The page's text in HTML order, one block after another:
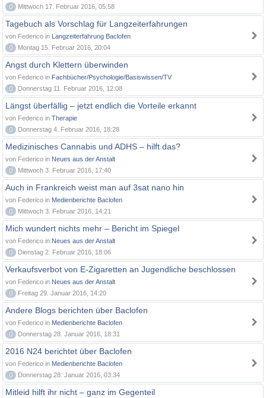
0
Mittwoch 17. Februar 2016, 05:58
Tagebuch als Vorschlag für Langzeiterfahrungen
von Federico in Langzeiterfahrung Baclofen
0
Montag 15. Februar 2016, 20:04
Angst durch Klettern überwinden
von Federico in Fachbücher/Psychologie/Basiswissen/TV
0
Donnerstag 11. Februar 2016, 12:08
Längst überfällig – jetzt endlich die Vorteile erkannt
von Federico in Therapie
0
Donnerstag 4. Februar 2016, 18:28
Medizinisches Cannabis und ADHS – hilft das?
von Federico in Neues aus der Anstalt
0
Mittwoch 3. Februar 2016, 17:40
Auch in Frankreich weist man auf 3sat nano hin
von Federico in Medienberichte Baclofen
0
Mittwoch 3. Februar 2016, 14:21
Mich wundert nichts mehr – Bericht im Spiegel
von Federico in Neues aus der Anstalt
0
Dienstag 2. Februar 2016, 18:06
Verkaufsverbot von E-Zigaretten an Jugendliche beschlossen
von Federico in Neues aus der Anstalt
0
Freitag 29. Januar 2016, 14:20
Andere Blogs berichten über Baclofen
von Federico in Medienberichte Baclofen
0
Donnerstag 28. Januar 2016, 18:31
2016 N24 berichtet über Baclofen
von Federico in Medienberichte Baclofen
0
Donnerstag 28. Januar 2016, 03:34
Mitleid hilft ihr nicht – ganz im Gegenteil